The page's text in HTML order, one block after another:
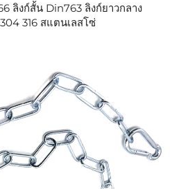
ลิงก์สั้น Din763 ลิงก์ยาวกลาง
316 สแตนเลสโซ่